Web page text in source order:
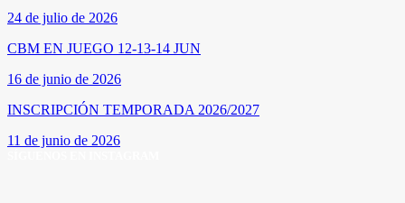
24 de julio de 2026
CBM EN JUEGO 12-13-14 JUN
16 de junio de 2026
INSCRIPCIÓN TEMPORADA 2026/2027
11 de junio de 2026